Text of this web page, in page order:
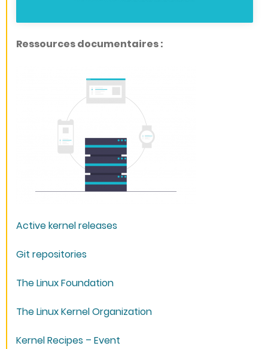
Ressources documentaires :
Active kernel releases
Git repositories
The Linux Foundation
The Linux Kernel Organization
Kernel Recipes – Event